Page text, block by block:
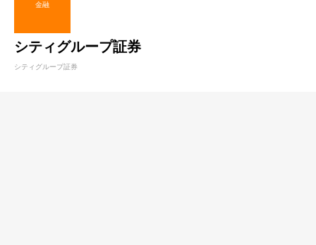
金融
シティグループ証券
シティグループ証券